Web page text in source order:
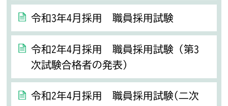
令和3年4月採用 職員採用試験
令和2年4月採用 職員採用試験（第3
次試験合格者の発表）
令和2年4月採用 職員採用試験(二次